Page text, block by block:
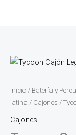
Inicio / Batería y
latina / Cajones /
Cajones
Tycoon
Legacy
Series
TKLE-
29LCW